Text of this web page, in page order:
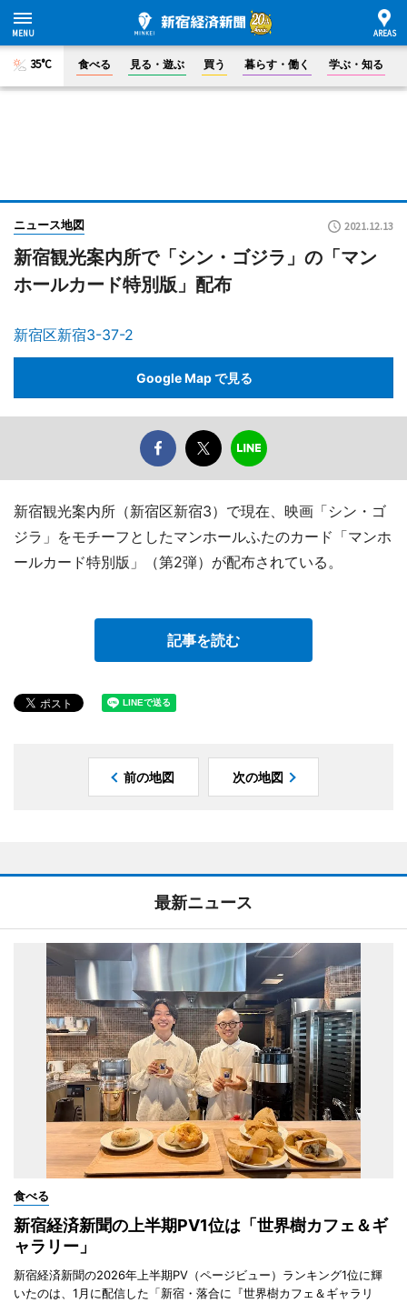
35°C 食べる 見る・遊ぶ 買う 暮らす・働く 学ぶ・知る
ニュース地図 2021.12.13
新宿観光案内所で「シン・ゴジラ」の「マン
ホールカード特別版」配布
新宿区新宿3-37-2
Google Map で見る
新宿観光案内所（新宿区新宿3）で現在、映画「シン・ゴ
ジラ」をモチーフとしたマンホールふたのカード「マンホ
ールカード特別版」（第2弾）が配布されている。
記事を読む
前の地図 次の地図
最新ニュース
食べる
新宿経済新聞の上半期PV1位は「世界樹カフェ＆ギ
ャラリー」
新宿経済新聞の2026年上半期PV（ページビュー）ランキング1位に輝
いたのは、1月に配信した「新宿・落合に『世界樹カフェ＆ギャラリ